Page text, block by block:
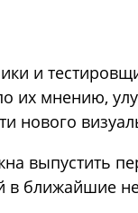
и
их мнению,
нового
выпустить
в ближайшие